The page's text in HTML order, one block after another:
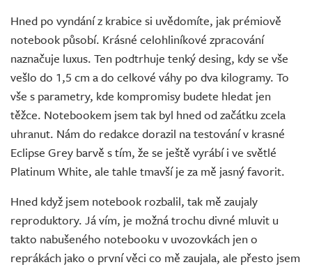
Hned po vyndání z krabice si uvědomíte, jak prémiově
notebook působí. Krásné celohliníkové zpracování
naznačuje luxus. Ten podtrhuje tenký desing, kdy se vše
vešlo do 1,5 cm a do celkové váhy po dva kilogramy. To
vše s parametry, kde kompromisy budete hledat jen
těžce. Notebookem jsem tak byl hned od začátku zcela
uhranut. Nám do redakce dorazil na testování v krasné
Eclipse Grey barvě s tím, že se ještě vyrábí i ve světlé
Platinum White, ale tahle tmavší je za mě jasný favorit.
Hned když jsem notebook rozbalil, tak mě zaujaly
reproduktory. Já vím, je možná trochu divné mluvit u
takto nabušeného notebooku v uvozovkách jen o
reprákách jako o první věci co mě zaujala, ale přesto jsem